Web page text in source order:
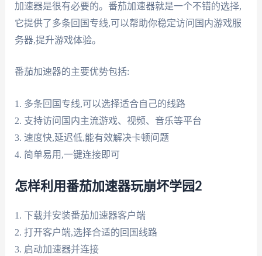
加速器是很有必要的。番茄加速器就是一个不错的选择,
它提供了多条回国专线,可以帮助你稳定访问国内游戏服
务器,提升游戏体验。
番茄加速器的主要优势包括:
1. 多条回国专线,可以选择适合自己的线路
2. 支持访问国内主流游戏、视频、音乐等平台
3. 速度快,延迟低,能有效解决卡顿问题
4. 简单易用,一键连接即可
怎样利用番茄加速器玩崩坏学园2
1. 下载并安装番茄加速器客户端
2. 打开客户端,选择合适的回国线路
3. 启动加速器并连接